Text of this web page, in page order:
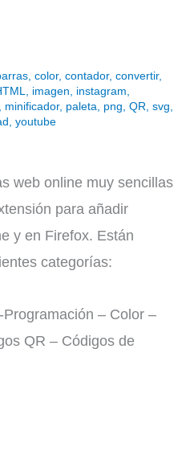
color, contador, convertir,
imagen instagram
minificador, paleta png QR svg
youtube
web online muy sencillas
para añadir
y en Firefox. Están
categorías:
– Color –
QR – Códigos de